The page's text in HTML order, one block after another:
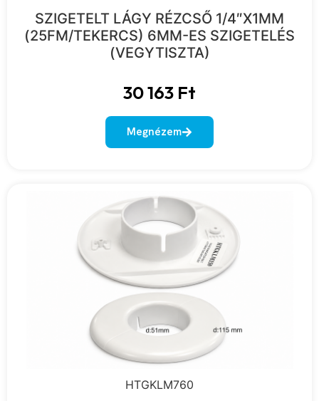
SZIGETELT LÁGY RÉZCSŐ 1/4″X1MM
(25FM/TEKERCS) 6MM-ES SZIGETELÉS
(VEGYTISZTA)
30 163 Ft
Megnézem
HTGKLM760